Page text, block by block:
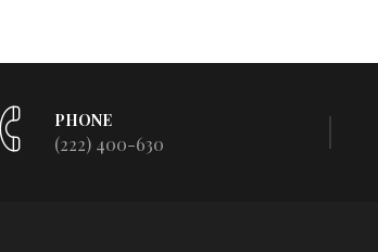
PHONE
(222) 400-630